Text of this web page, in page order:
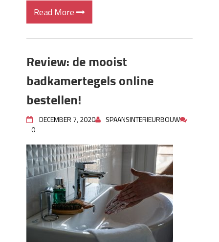
Read More
Review: de mooist
badkamertegels online
bestellen!
DECEMBER 7, 2020
SPAANSINTERIEURBOUW
0